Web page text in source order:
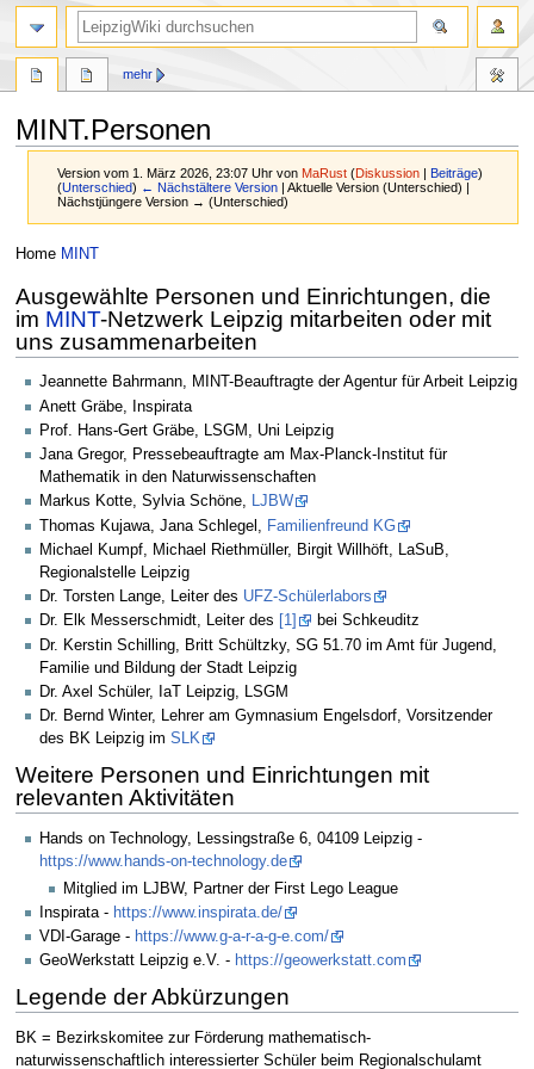
MINT.Personen
Version vom 1. März 2026, 23:07 Uhr von MaRust (Diskussion |Beiträge)
(Unterschied) ← Nächstältere Version | Aktuelle Version (Unterschied) |
Nächstjüngere Version → (Unterschied)
Zur
springen
Zur
springen
Home MINT
Ausgewählte Personen und Einrichtungen, die
im MINT-Netzwerk Leipzig mitarbeiten oder mit
uns zusammenarbeiten
Jeannette Bahrmann, MINT-Beauftragte der Agentur für Arbeit Leipzig
Anett Gräbe, Inspirata
Prof. Hans-Gert Gräbe, LSGM, Uni Leipzig
Jana Gregor, Pressebeauftragte am Max-Planck-Institut für
Mathematik in den Naturwissenschaften
Markus Kotte, Sylvia Schöne, LJBW
Thomas Kujawa, Jana Schlegel,
Familienfreund KG
Michael Kumpf, Michael Riethmüller, Birgit Willhöft, LaSuB,
Regionalstelle Leipzig
Dr. Torsten Lange, Leiter des UFZ-Schülerlabors
Dr. Elk Messerschmidt, Leiter des
[1]
bei Schkeuditz
Dr. Kerstin Schilling, Britt Schültzky, SG 51.70 im Amt für Jugend,
Familie und Bildung der Stadt Leipzig
Dr. Axel Schüler, IaT Leipzig, LSGM
Dr. Bernd Winter, Lehrer am Gymnasium Engelsdorf, Vorsitzender
des BK Leipzig im SLK
Weitere Personen und Einrichtungen mit
relevanten Aktivitäten
Hands on Technology, Lessingstraße 6, 04109 Leipzig -
https://www.hands-on-technology.de
Mitglied im LJBW, Partner der First Lego League
Inspirata - https://www.inspirata.de/
VDI-Garage - https://www.g-a-r-a-g-e.com/
GeoWerkstatt Leipzig e.V. - https://geowerkstatt.com
Legende der Abkürzungen
BK = Bezirkskomitee zur Förderung mathematisch-
naturwissenschaftlich interessierter Schüler beim Regionalschulamt
mehr